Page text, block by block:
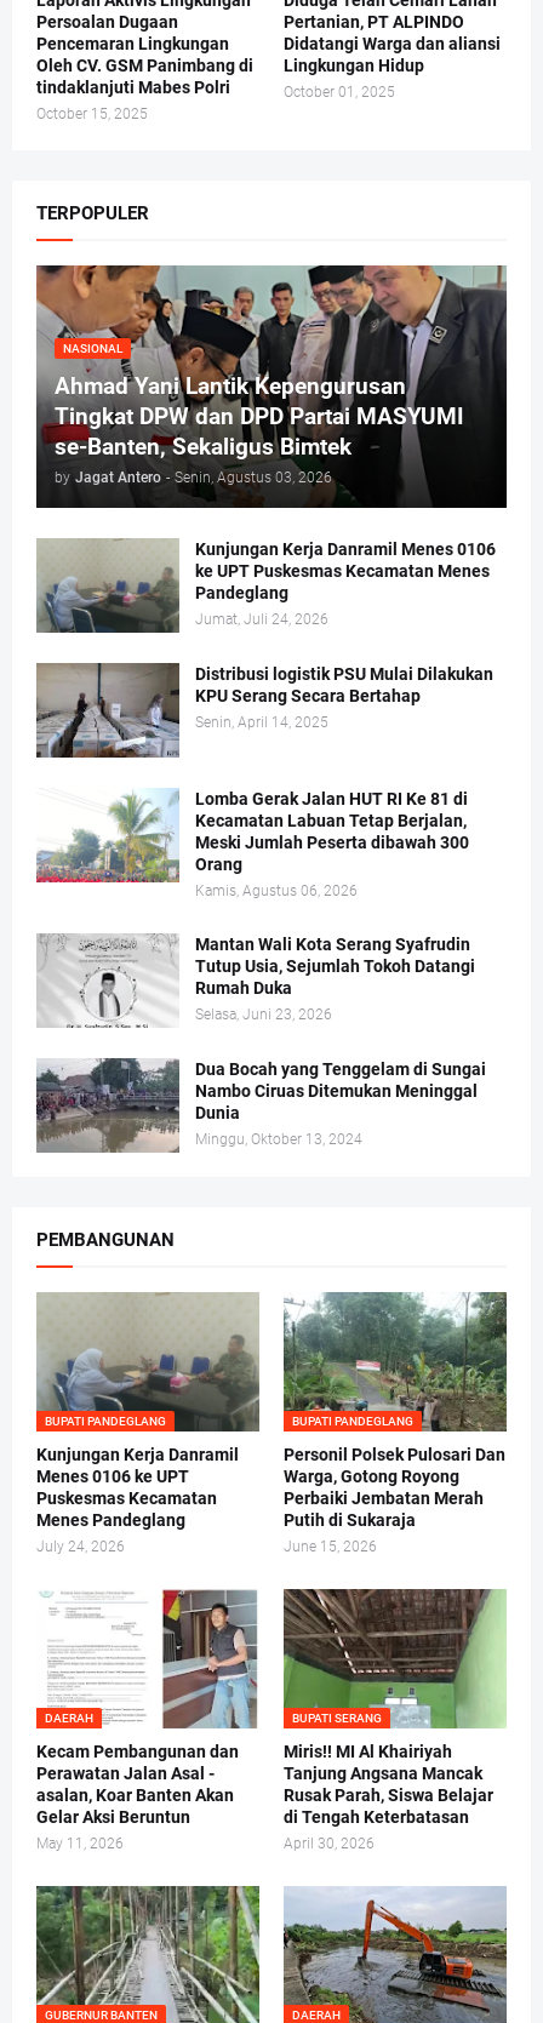
Persoalan Dugaan
Pencemaran Lingkungan
Oleh CV. GSM Panimbang di
tindaklanjuti Mabes Polri
October 15, 2025
Pertanian, PT ALPINDO
Didatangi Warga dan aliansi
Lingkungan Hidup
October 01, 2025
TERPOPULER
NASIONAL
Ahmad Yani Lantik Kepengurusan
Tingkat DPW dan DPD Partai MASYUMI
se-Banten, Sekaligus Bimtek
by Jagat Antero - Senin, Agustus 03, 2026
Kunjungan Kerja Danramil Menes 0106
ke UPT Puskesmas Kecamatan Menes
Pandeglang
Jumat, Juli 24, 2026
Distribusi logistik PSU Mulai Dilakukan
KPU Serang Secara Bertahap
Senin, April 14, 2025
Lomba Gerak Jalan HUT RI Ke 81 di
Kecamatan Labuan Tetap Berjalan,
Meski Jumlah Peserta dibawah 300
Orang
Kamis, Agustus 06, 2026
Mantan Wali Kota Serang Syafrudin
Tutup Usia, Sejumlah Tokoh Datangi
Rumah Duka
Selasa, Juni 23, 2026
Dua Bocah yang Tenggelam di Sungai
Nambo Ciruas Ditemukan Meninggal
Dunia
Minggu, Oktober 13, 2024
PEMBANGUNAN
BUPATI PANDEGLANG
Kunjungan Kerja Danramil
Menes 0106 ke UPT
Puskesmas Kecamatan
Menes Pandeglang
July 24, 2026
BUPATI PANDEGLANG
Personil Polsek Pulosari Dan
Warga, Gotong Royong
Perbaiki Jembatan Merah
Putih di Sukaraja
June 15, 2026
DAERAH
Kecam Pembangunan dan
Perawatan Jalan Asal -
asalan, Koar Banten Akan
Gelar Aksi Beruntun
May 11, 2026
BUPATI SERANG
Miris!! MI Al Khairiyah
Tanjung Angsana Mancak
Rusak Parah, Siswa Belajar
di Tengah Keterbatasan
April 30, 2026
GUBERNUR BANTEN DAERAH